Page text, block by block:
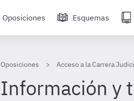
Oposiciones Esquemas
Oposiciones Acceso a la Carrera
Información y